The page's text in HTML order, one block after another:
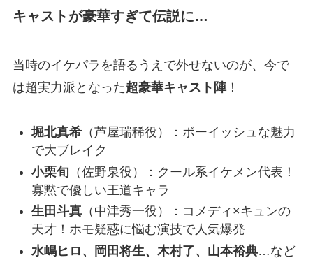
キャストが豪華すぎて伝説に…
当時のイケパラを語るうえで外せないのが、今で
は超実力派となった超豪華キャスト陣！
堀北真希（芦屋瑞稀役）：ボーイッシュな魅力
で大ブレイク
小栗旬 （佐野泉役）：クール系イケメン代表！
寡黙で優しい王道キャラ
生田斗真（中津秀一役）：コメディ×キュンの
天才！ホモ疑惑に悩む演技で人気爆発
水嶋ヒロ、岡田将生、木村了、山本裕典…など